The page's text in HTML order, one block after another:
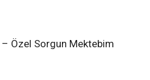
– Özel Sorgun Mektebim